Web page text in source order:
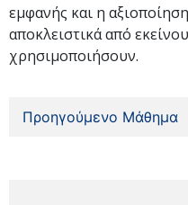
εμφανής και η
αποκλειστικά από
χρησιμοποιήσουν.
Προηγούμενο Μάθημα